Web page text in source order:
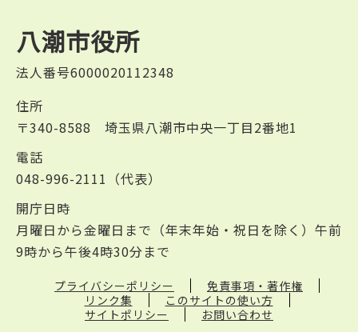
八潮市役所
法人番号6000020112348
住所
〒340-8588 埼玉県八潮市中央一丁目2番地1
電話
048-996-2111（代表）
開庁日時
月曜日から金曜日まで（年末年始・祝日を除く）午前
9時から午後4時30分まで
プライバシーポリシー
免責事項・著作権
リンク集
このサイトの使い方
サイトポリシー
お問い合わせ